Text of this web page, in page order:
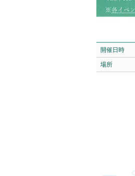
開催日時
場所